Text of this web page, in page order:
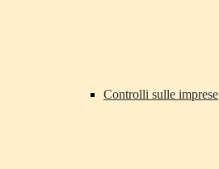
Controlli sulle imprese